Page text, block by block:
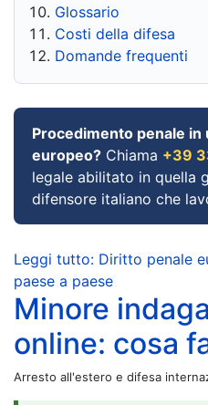
Glossario
Costi della difesa
Domande frequenti
Procedimento penale in
europeo? Chiama +39
legale abilitato in quella
difensore italiano che
Leggi tutto: Diritto penale
paese a paese
Minore
online: cosa
Arresto all'estero e difesa